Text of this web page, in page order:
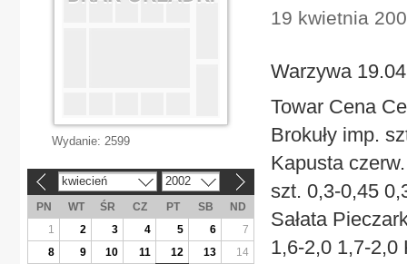
19 kwietnia
Warzywa
Towar Cena
Brokuły imp.
Kapusta
szt. 0,3-0,45
Sałata
1,6-2,0 1,7-2,0
Wydanie: 2599
kwiecień 2002
PN WT ŚR CZ PT SB
ND
1
2 3 4 5 6
7
8
9 10 11 12 13
14